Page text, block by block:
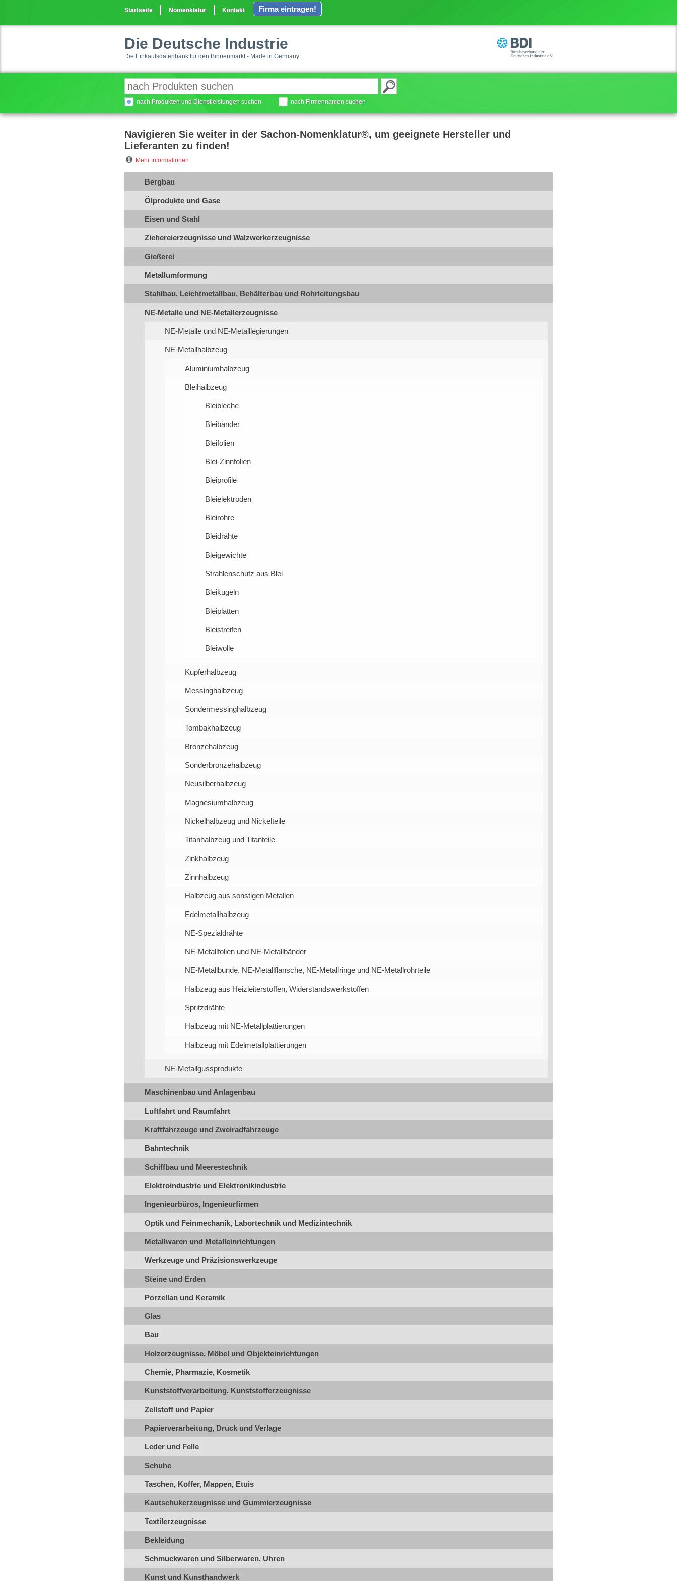
Startseite Nomenklatur Kontakt Firma eintragen!
Die Deutsche Industrie
Die Einkaufsdatenbank für den Binnenmarkt - Made in Germany
nach Produkten und Dienstleistungen suchen nach Firmennamen suchen
Navigieren Sie weiter in der Sachon-Nomenklatur®, um geeignete Hersteller und
Lieferanten zu finden!
Mehr Informationen
Bergbau
Ölprodukte und Gase
Eisen und Stahl
Ziehereierzeugnisse und Walzwerkerzeugnisse
Gießerei
Metallumformung
Stahlbau, Leichtmetallbau, Behälterbau und Rohrleitungsbau
NE-Metalle und NE-Metallerzeugnisse
NE-Metalle und NE-Metalllegierungen
NE-Metallhalbzeug
Aluminiumhalbzeug
Bleihalbzeug
Bleibleche
Bleibänder
Bleifolien
Blei-Zinnfolien
Bleiprofile
Bleielektroden
Bleirohre
Bleidrähte
Bleigewichte
Strahlenschutz aus Blei
Bleikugeln
Bleiplatten
Bleistreifen
Bleiwolle
Kupferhalbzeug
Messinghalbzeug
Sondermessinghalbzeug
Tombakhalbzeug
Bronzehalbzeug
Sonderbronzehalbzeug
Neusilberhalbzeug
Magnesiumhalbzeug
Nickelhalbzeug und Nickelteile
Titanhalbzeug und Titanteile
Zinkhalbzeug
Zinnhalbzeug
Halbzeug aus sonstigen Metallen
Edelmetallhalbzeug
NE-Spezialdrähte
NE-Metallfolien und NE-Metallbänder
NE-Metallbunde, NE-Metallflansche, NE-Metallringe und NE-Metallrohrteile
Halbzeug aus Heizleiterstoffen, Widerstandswerkstoffen
Spritzdrähte
Halbzeug mit NE-Metallplattierungen
Halbzeug mit Edelmetallplattierungen
NE-Metallgussprodukte
Maschinenbau und Anlagenbau
Luftfahrt und Raumfahrt
Kraftfahrzeuge und Zweiradfahrzeuge
Bahntechnik
Schiffbau und Meerestechnik
Elektroindustrie und Elektronikindustrie
Ingenieurbüros, Ingenieurfirmen
Optik und Feinmechanik, Labortechnik und Medizintechnik
Metallwaren und Metalleinrichtungen
Werkzeuge und Präzisionswerkzeuge
Steine und Erden
Porzellan und Keramik
Glas
Bau
Holzerzeugnisse, Möbel und Objekteinrichtungen
Chemie, Pharmazie, Kosmetik
Kunststoffverarbeitung, Kunststofferzeugnisse
Zellstoff und Papier
Papierverarbeitung, Druck und Verlage
Leder und Felle
Schuhe
Taschen, Koffer, Mappen, Etuis
Kautschukerzeugnisse und Gummierzeugnisse
Textilerzeugnisse
Bekleidung
Schmuckwaren und Silberwaren, Uhren
Kunst und Kunsthandwerk